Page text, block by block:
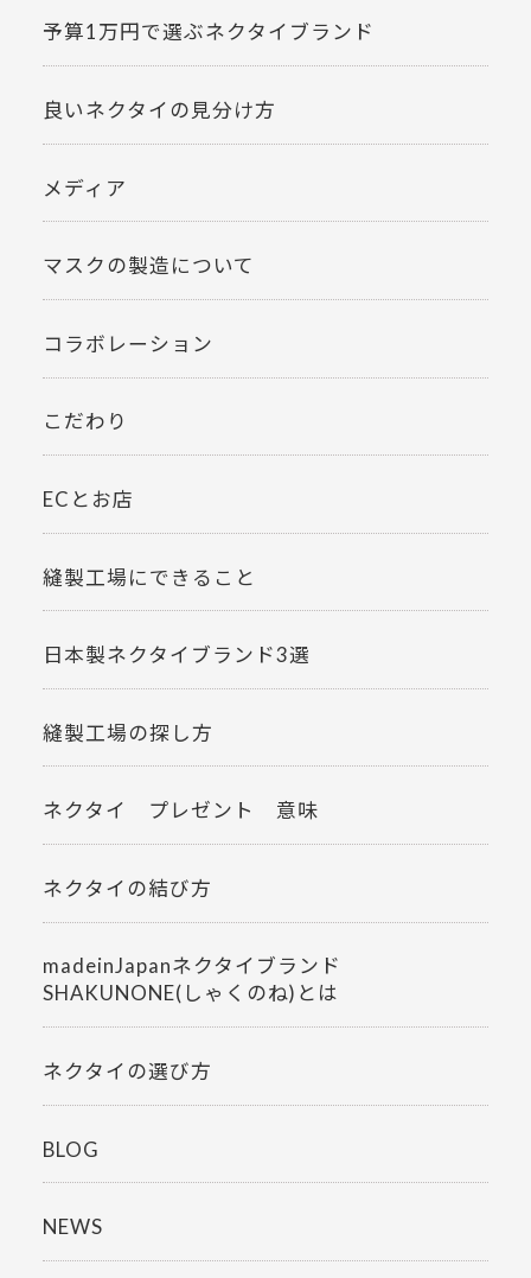
予算1万円で選ぶネクタイブランド
良いネクタイの見分け方
メディア
マスクの製造について
コラボレーション
こだわり
ECとお店
縫製工場にできること
日本製ネクタイブランド3選
縫製工場の探し方
ネクタイ プレゼント 意味
ネクタイの結び方
madeinJapanネクタイブランド
SHAKUNONE(しゃくのね)とは
ネクタイの選び方
BLOG
NEWS